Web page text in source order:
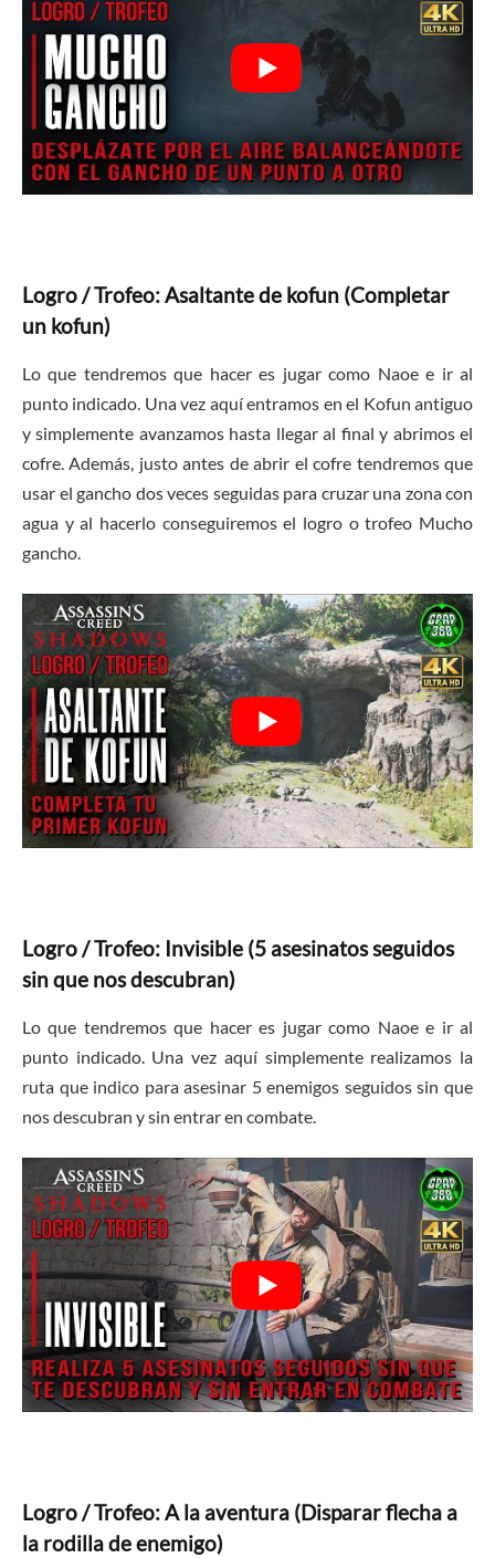
Logro / Trofeo: Asaltante de kofun (Completar
un kofun)
Lo que tendremos que hacer es jugar como Naoe e ir al
punto indicado. Una vez aquí entramos en el Kofun antiguo
y simplemente avanzamos hasta llegar al final y abrimos el
cofre. Además, justo antes de abrir el cofre tendremos que
usar el gancho dos veces seguidas para cruzar una zona con
agua y al hacerlo conseguiremos el logro o trofeo Mucho
gancho.
Logro / Trofeo: Invisible (5 asesinatos seguidos
sin que nos descubran)
Lo que tendremos que hacer es jugar como Naoe e ir al
punto indicado. Una vez aquí simplemente realizamos la
ruta que indico para asesinar 5 enemigos seguidos sin que
nos descubran y sin entrar en combate.
Logro / Trofeo: A la aventura (Disparar flecha a
la rodilla de enemigo)